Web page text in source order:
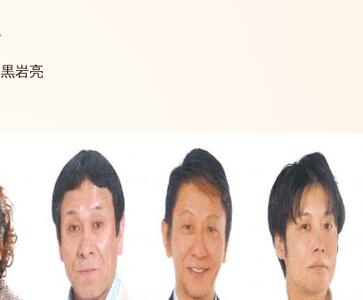
岩亮
ス